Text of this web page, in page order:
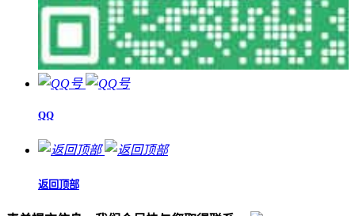
QQ
返回顶部